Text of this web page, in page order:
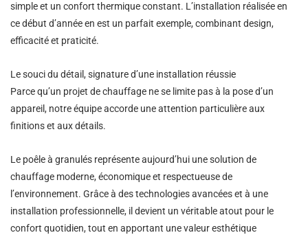
simple et un confort thermique constant. L’installation réalisée en
ce début d’année en est un parfait exemple, combinant design,
efficacité et praticité.
Le souci du détail, signature d’une installation réussie
Parce qu’un projet de chauffage ne se limite pas à la pose d’un
appareil, notre équipe accorde une attention particulière aux
finitions et aux détails.
Le poêle à granulés représente aujourd’hui une solution de
chauffage moderne, économique et respectueuse de
l’environnement. Grâce à des technologies avancées et à une
installation professionnelle, il devient un véritable atout pour le
confort quotidien, tout en apportant une valeur esthétique